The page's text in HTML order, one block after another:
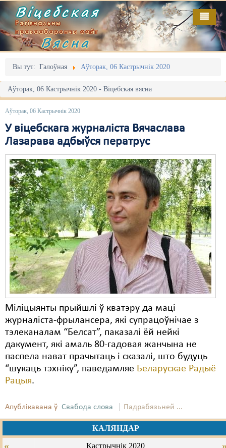
Віцебская
Рэгіянальны
праваабарончы сайт
Вясна
Вы тут: Галоўная Аўторак, 06 Кастрычнік 2020
Аўторак, 06 Кастрычнік 2020 - Віцебская вясна
Аўторак, 06 Кастрычнік 2020
У віцебскага журналіста Вячаслава
Лазарава адбыўся ператрус
Міліцыянты прыйшлі ў кватэру да маці
журналіста-фрылансера, які супрацоўнічае з
тэлеканалам “Белсат”, паказалі ёй нейкі
дакумент, які амаль 80-гадовая жанчына не
паспела нават прачытаць і сказалі, што будуць
“шукаць тэхніку”, паведамляе Беларускае Радыё
Рацыя.
Апублікавана ў Свабода слова Падрабязьней ...
КАЛЯНДАР
« Кастрычнік 2020
Галоўная
Адміністрацыйны перасьлед
Акцыі
Выбары
Грамадзянскія ініцыятывы
Дзяржава
Дыскрымінацыя
Затрыманьні
Карная псыхіятрыя
КПЧ ААН
Культурныя правы
ЛПП
Мігранты
Палітвязьні
Праваабаронцы
Пэнітэнцыярная сыстэма
Распальваньне варожасьці
Выданьні
Відэа
Пра нас
RSS